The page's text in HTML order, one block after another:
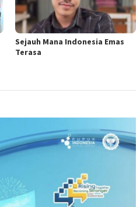
Sejauh Mana Indonesia Emas
Terasa